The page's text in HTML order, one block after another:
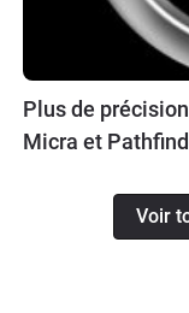
Plus de
Micra et
Voir